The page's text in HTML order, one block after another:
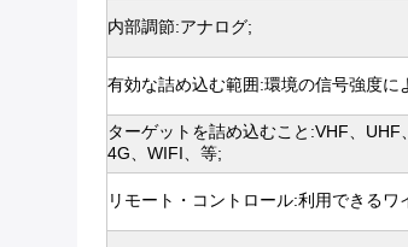
内部調節:アナログ;
有効な詰め込む範囲:環境の信号強度に
ターゲットを詰め込むこと:VHF、UHF
4G、WIFI、等;
リモート・コントロール:利用できるワ